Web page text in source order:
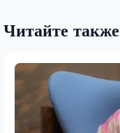
Читайте также